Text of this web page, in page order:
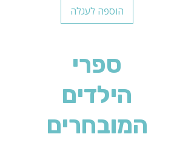
הוספה לעגלה
ספרי
הילדים
המובחרים